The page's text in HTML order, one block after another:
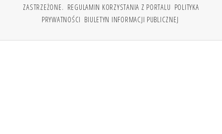
ZASTRZEŻONE. REGULAMIN KORZYSTANIA Z PORTALU POLITYKA
PRYWATNOŚCI BIULETYN INFORMACJI PUBLICZNEJ